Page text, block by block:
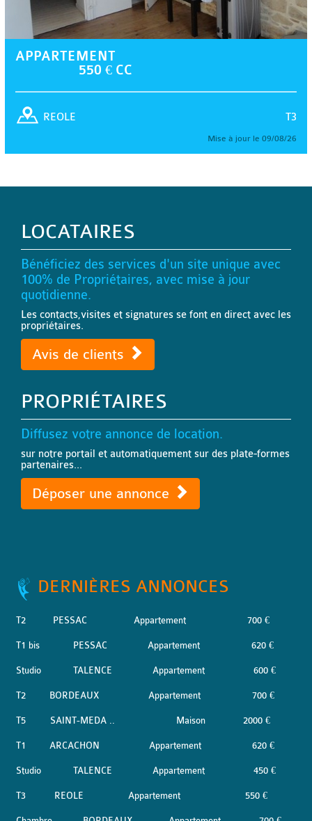
APPARTEMENT
550 € CC
T3
REOLE
Mise à jour le 09/08/26
LOCATAIRES
Bénéficiez des services d'un site unique avec
100% de Propriétaires, avec mise à jour
quotidienne.
Les contacts,visites et signatures se font en direct avec les
propriétaires.
Avis de clients
PROPRIÉTAIRES
Diffusez votre annonce de location.
sur notre portail et automatiquement sur des plate-formes
partenaires...
Déposer une annonce
DERNIÈRES ANNONCES
T2 PESSAC Appartement 700 €
T1 bis PESSAC Appartement 620 €
Studio TALENCE Appartement 600 €
T2 BORDEAUX Appartement 700 €
T5 SAINT-MEDA .. Maison 2000 €
T1 ARCACHON Appartement 620 €
Studio TALENCE Appartement 450 €
T3 REOLE Appartement 550 €